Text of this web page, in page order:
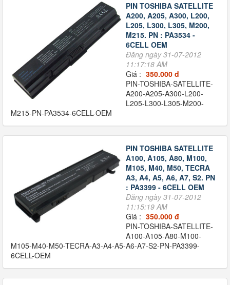
PIN TOSHIBA SATELLITE
A200, A205, A300, L200,
L205, L300, L305, M200,
M215. PN : PA3534 -
6CELL OEM
Đăng ngày 31-07-2012
11:17:18 AM
Giá : 350.000 đ
PIN-TOSHIBA-SATELLITE-
A200-A205-A300-L200-
L205-L300-L305-M200-
M215-PN-PA3534-6CELL-OEM
PIN TOSHIBA SATELLITE
A100, A105, A80, M100,
M105, M40, M50, TECRA
A3, A4, A5, A6, A7, S2. PN
: PA3399 - 6CELL OEM
Đăng ngày 31-07-2012
11:15:19 AM
Giá : 350.000 đ
PIN-TOSHIBA-SATELLITE-
A100-A105-A80-M100-
M105-M40-M50-TECRA-A3-A4-A5-A6-A7-S2-PN-PA3399-
6CELL-OEM